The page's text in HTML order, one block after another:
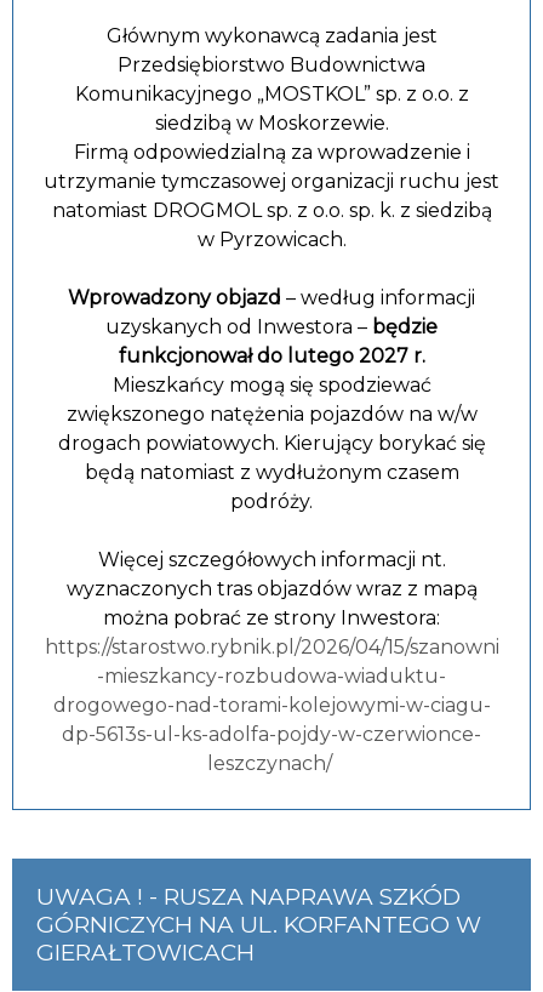
Głównym wykonawcą zadania jest
Przedsiębiorstwo Budownictwa
Komunikacyjnego „MOSTKOL” sp. z o.o. z
siedzibą w Moskorzewie.
Firmą odpowiedzialną za wprowadzenie i
utrzymanie tymczasowej organizacji ruchu jest
natomiast DROGMOL sp. z o.o. sp. k. z siedzibą
w Pyrzowicach.
Wprowadzony objazd – według informacji
uzyskanych od Inwestora – będzie
funkcjonował do lutego 2027 r.
Mieszkańcy mogą się spodziewać
zwiększonego natężenia pojazdów na w/w
drogach powiatowych. Kierujący borykać się
będą natomiast z wydłużonym czasem
podróży.
Więcej szczegółowych informacji nt.
wyznaczonych tras objazdów wraz z mapą
można pobrać ze strony Inwestora:
https://starostwo.rybnik.pl/2026/04/15/szanowni
-mieszkancy-rozbudowa-wiaduktu-
drogowego-nad-torami-kolejowymi-w-ciagu-
dp-5613s-ul-ks-adolfa-pojdy-w-czerwionce-
leszczynach/
UWAGA ! - RUSZA NAPRAWA SZKÓD
GÓRNICZYCH NA UL. KORFANTEGO W
GIERAŁTOWICACH